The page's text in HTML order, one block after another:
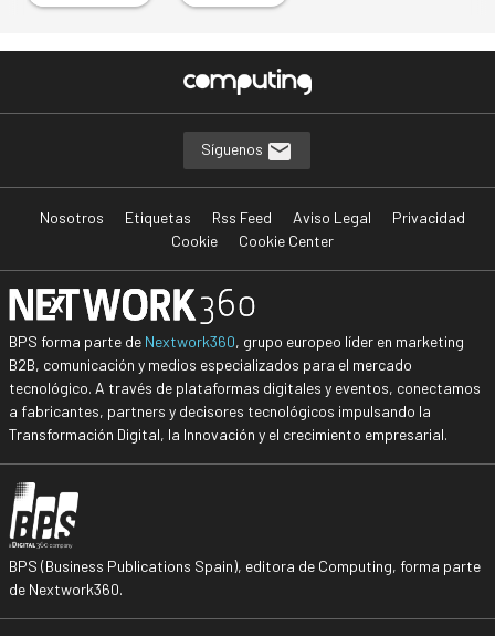
Síguenos
Nosotros Etiquetas Rss Feed Aviso Legal
Privacidad
Cookie
Cookie Center
BPS forma parte de Nextwork360, grupo europeo líder en marketing
B2B, comunicación y medios especializados para el mercado
tecnológico. A través de plataformas digitales y eventos, conectamos
a fabricantes, partners y decisores tecnológicos impulsando la
Transformación Digital, la Innovación y el crecimiento empresarial.
BPS (Business Publications Spain), editora de Computing, forma parte
de Nextwork360.